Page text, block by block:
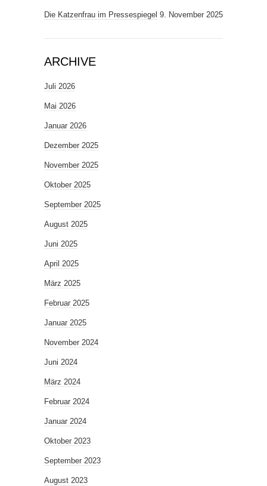
Die Katzenfrau im Pressespiegel 9. November 2025
ARCHIVE
Juli 2026
Mai 2026
Januar 2026
Dezember 2025
November 2025
Oktober 2025
September 2025
August 2025
Juni 2025
April 2025
März 2025
Februar 2025
Januar 2025
November 2024
Juni 2024
März 2024
Februar 2024
Januar 2024
Oktober 2023
September 2023
August 2023